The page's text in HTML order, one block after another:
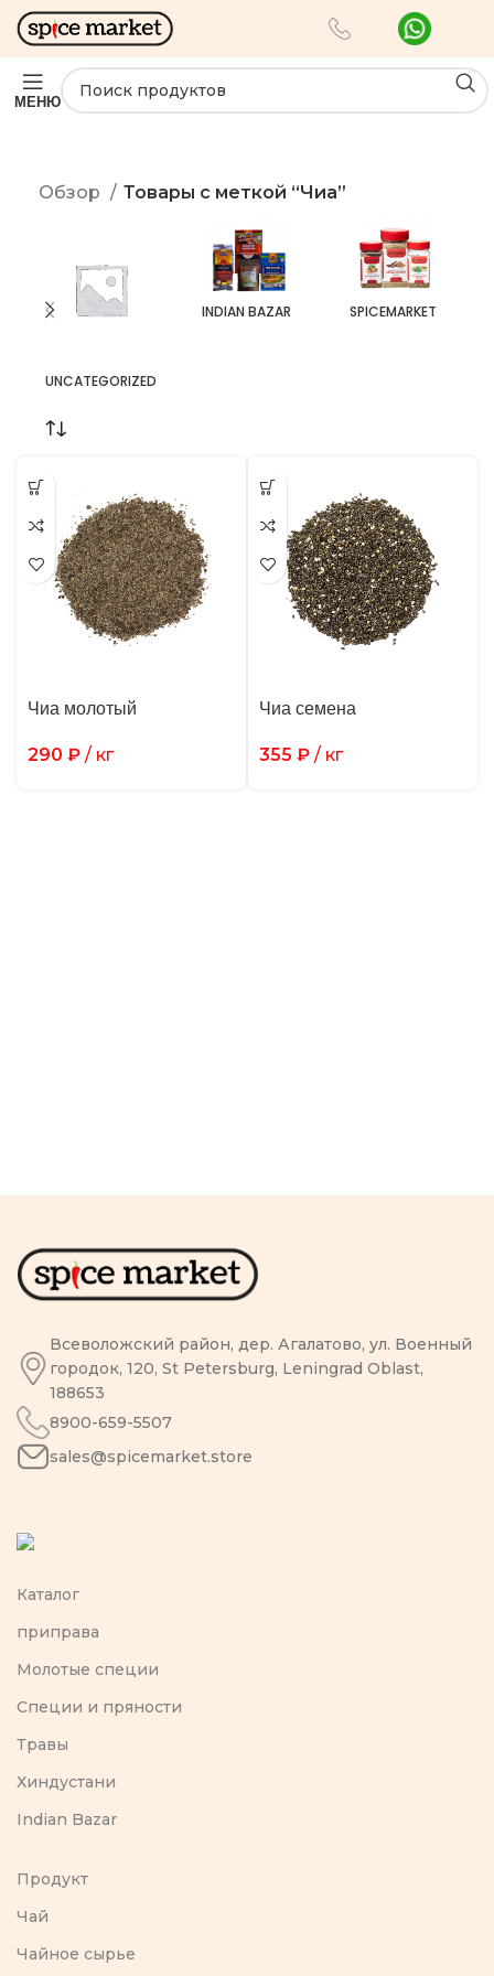
МЕНЮ
Обзор Товары с меткой “Чиа”
UNCATEGORIZED
INDIAN BAZAR SPICEMARKET
Чиа молотый
290 ₽ / кг
Чиа семена
355 ₽ / кг
Всеволожский район, дер. Агалатово, ул. Военный
городок, 120, St Petersburg, Leningrad Oblast,
188653
8900-659-5507
sales@spicemarket.store
Каталог
приправа
Молотые специи
Специи и пряности
Травы
Хиндустани
Indian Bazar
Продукт
Чай
Чайное сырье